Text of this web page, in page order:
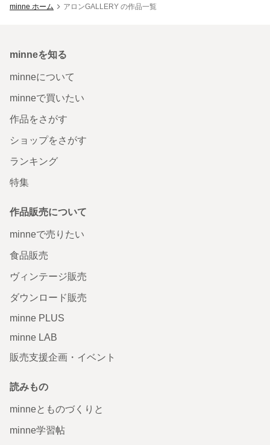
minne ホーム アロンGALLERY の作品一覧
minneを知る
minneについて
minneで買いたい
作品をさがす
ショップをさがす
ランキング
特集
作品販売について
minneで売りたい
食品販売
ヴィンテージ販売
ダウンロード販売
minne PLUS
minne LAB
販売支援企画・イベント
読みもの
minneとものづくりと
minne学習帖